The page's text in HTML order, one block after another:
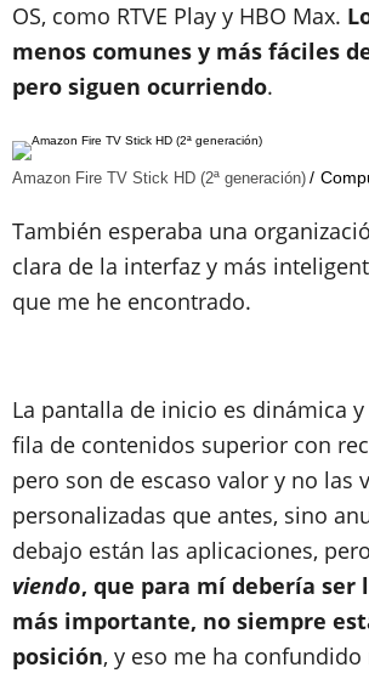
OS, como RTVE Play y HBO Max.
menos comunes y más fáciles
pero siguen ocurriendo.
Amazon Fire TV Stick HD (2ª generación)
También esperaba una
clara de la interfaz y más
que me he encontrado.
La pantalla de inicio es dinámica
fila de contenidos superior con
pero son de escaso valor y no las
personalizadas que antes, sino
debajo están las aplicaciones, pero
viendo, que para mí debería ser
más importante, no siempre
posición, y eso me ha confundido